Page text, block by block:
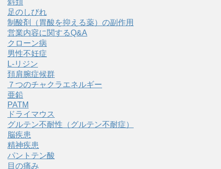
足のしびれ
制酸剤（胃酸を抑える薬）の副作用
営業内容に関するQ&A
クローン病
男性不妊症
L-リジン
頚肩腕症候群
７つのチャクラエネルギー
亜鉛
PATM
ドライマウス
グルテン不耐性（グルテン不耐症）
脳疾患
精神疾患
パントテン酸
目の痛み